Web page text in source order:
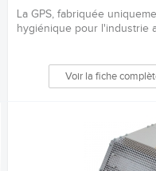
La GPS, fabriquée
hygiénique pour l'industrie
Voir la fiche